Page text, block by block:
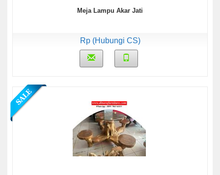
Meja Lampu Akar Jati
Rp (Hubungi CS)